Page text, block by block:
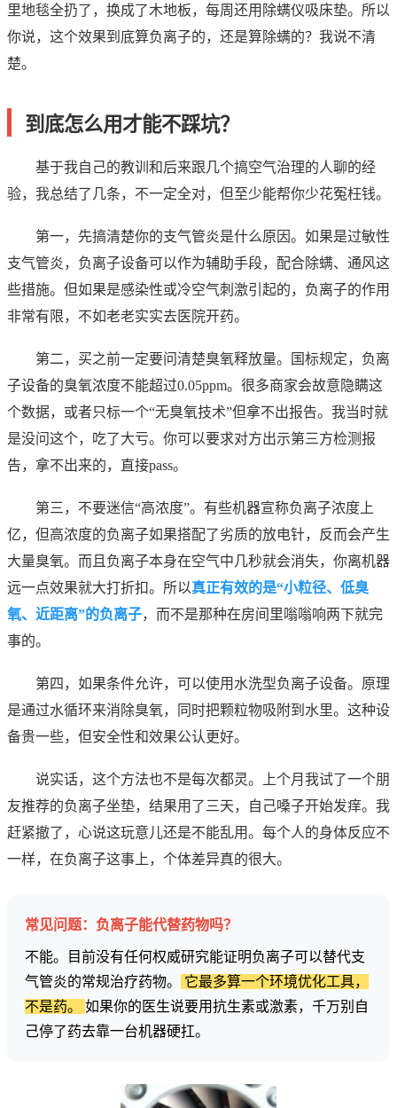
里地毯全扔了，换成了木地板，每周还用除螨仪吸床垫。所以
你说，这个效果到底算负离子的，还是算除螨的？我说不清
楚。
到底怎么用才能不踩坑？
基于我自己的教训和后来跟几个搞空气治理的人聊的经
验，我总结了几条，不一定全对，但至少能帮你少花冤枉钱。
第一，先搞清楚你的支气管炎是什么原因。如果是过敏性
支气管炎，负离子设备可以作为辅助手段，配合除螨、通风这
些措施。但如果是感染性或冷空气刺激引起的，负离子的作用
非常有限，不如老老实实去医院开药。
第二，买之前一定要问清楚臭氧释放量。国标规定，负离
子设备的臭氧浓度不能超过0.05ppm。很多商家会故意隐瞒这
个数据，或者只标一个“无臭氧技术”但拿不出报告。我当时就
是没问这个，吃了大亏。你可以要求对方出示第三方检测报
告，拿不出来的，直接pass。
第三，不要迷信“高浓度”。有些机器宣称负离子浓度上
亿，但高浓度的负离子如果搭配了劣质的放电针，反而会产生
大量臭氧。而且负离子本身在空气中几秒就会消失，你离机器
远一点效果就大打折扣。所以真正有效的是“小粒径、低臭
氧、近距离”的负离子，而不是那种在房间里嗡嗡响两下就完
事的。
第四，如果条件允许，可以使用水洗型负离子设备。原理
是通过水循环来消除臭氧，同时把颗粒物吸附到水里。这种设
备贵一些，但安全性和效果公认更好。
说实话，这个方法也不是每次都灵。上个月我试了一个朋
友推荐的负离子坐垫，结果用了三天，自己嗓子开始发痒。我
赶紧撤了，心说这玩意儿还是不能乱用。每个人的身体反应不
一样，在负离子这事上，个体差异真的很大。
常见问题：负离子能代替药物吗？
不能。目前没有任何权威研究能证明负离子可以替代支
气管炎的常规治疗药物。
它最多算一个环境优化工具，
不是药。
如果你的医生说要用抗生素或激素，千万别自
己停了药去靠一台机器硬扛。